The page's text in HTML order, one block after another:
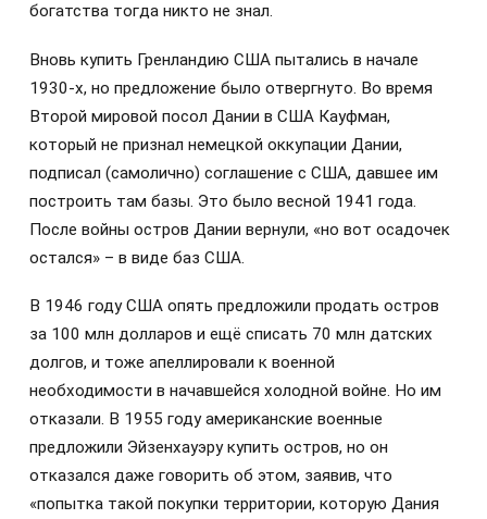
богатства тогда никто не знал.
Вновь купить Гренландию США пытались в начале
1930-х, но предложение было отвергнуто. Во время
Второй мировой посол Дании в США Кауфман,
который не признал немецкой оккупации Дании,
подписал (самолично) соглашение с США, давшее им
построить там базы. Это было весной 1941 года.
После войны остров Дании вернули, «но вот осадочек
остался» – в виде баз США.
В 1946 году США опять предложили продать остров
за 100 млн долларов и ещё списать 70 млн датских
долгов, и тоже апеллировали к военной
необходимости в начавшейся холодной войне. Но им
отказали. В 1955 году американские военные
предложили Эйзенхауэру купить остров, но он
отказался даже говорить об этом, заявив, что
«попытка такой покупки территории, которую Дания